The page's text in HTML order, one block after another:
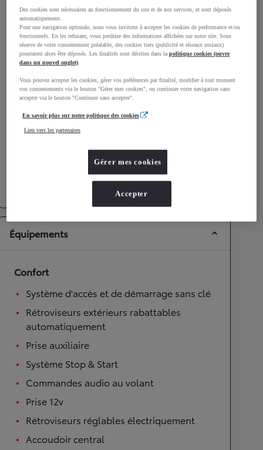
Consommation mixte
Consommation mixte 4,8L/100 km
Émissions CO2
108g/km
Performances
Accélération 0-100km/h
Roues motrices avant
Équipements
Confort
Système d'accès et de démarrage sans clé
Rétroviseurs extérieurs rabattables
automatiquement
Prise auxiliaire
Système Stop & Start
Commandes audio au volant
Prise 12v
Rétroviseurs réglables électriquement
Accoudoir central
Des cookies sont nécessaires au fonctionnement du site et de nos services, et sont déposés
automatiquement.
Pour une navigation optimale, nous vous invitons à accepter les cookies de performance et/ou
fonctionnels. En les refusant, vous perdriez des informations affichées sur notre site. Sous
réserve de votre consentement préalable, des cookies tiers (publicité et réseaux sociaux)
pourraient alors être déposés. Les finalités sont décrites dans lapolitique cookies (ouvre
dans un nouvel onglet).
Vous pouvez accepter les cookies, gérer vos préférences par finalité, modifier à tout moment
vos consentements via le bouton "Gérer mes cookies", ou continuer votre navigation sans
accepter via le bouton "Continuer sans accepter".
En savoir plus sur notre politique des cookies
Lien vers les partenaires
Gérer mes cookies
Accepter